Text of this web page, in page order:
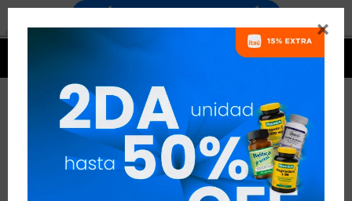

QUEMADORES
RECOMENDADOS